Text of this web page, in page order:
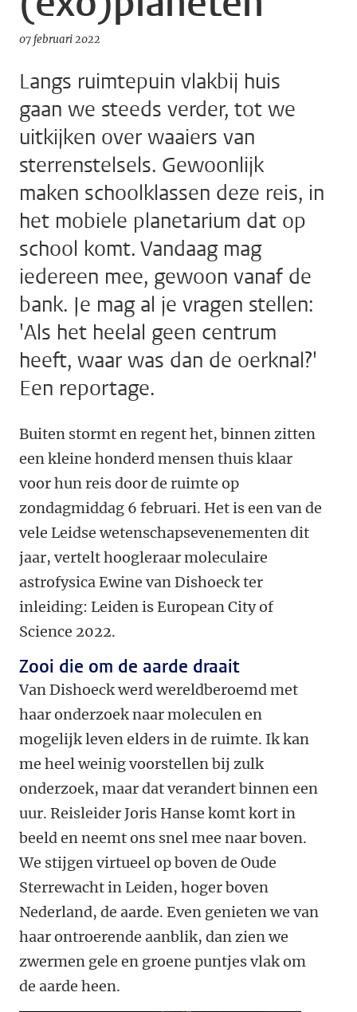
07 februari 2022
Langs ruimtepuin vlakbij huis
gaan we steeds verder, tot we
uitkijken over waaiers van
sterrenstelsels. Gewoonlijk
maken schoolklassen deze reis, in
het mobiele planetarium dat op
school komt. Vandaag mag
iedereen mee, gewoon vanaf de
bank. Je mag al je vragen stellen:
'Als het heelal geen centrum
heeft, waar was dan de oerknal?'
Een reportage.
Buiten stormt en regent het, binnen zitten
een kleine honderd mensen thuis klaar
voor hun reis door de ruimte op
zondagmiddag 6 februari. Het is een van de
vele Leidse wetenschapsevenementen dit
jaar, vertelt hoogleraar moleculaire
astrofysica Ewine van Dishoeck ter
inleiding: Leiden is European City of
Science 2022.
Zooi die om de aarde draait
Van Dishoeck werd wereldberoemd met
haar onderzoek naar moleculen en
mogelijk leven elders in de ruimte. Ik kan
me heel weinig voorstellen bij zulk
onderzoek, maar dat verandert binnen een
uur. Reisleider Joris Hanse komt kort in
beeld en neemt ons snel mee naar boven.
We stijgen virtueel op boven de Oude
Sterrewacht in Leiden, hoger boven
Nederland, de aarde. Even genieten we van
haar ontroerende aanblik, dan zien we
zwermen gele en groene puntjes vlak om
de aarde heen.